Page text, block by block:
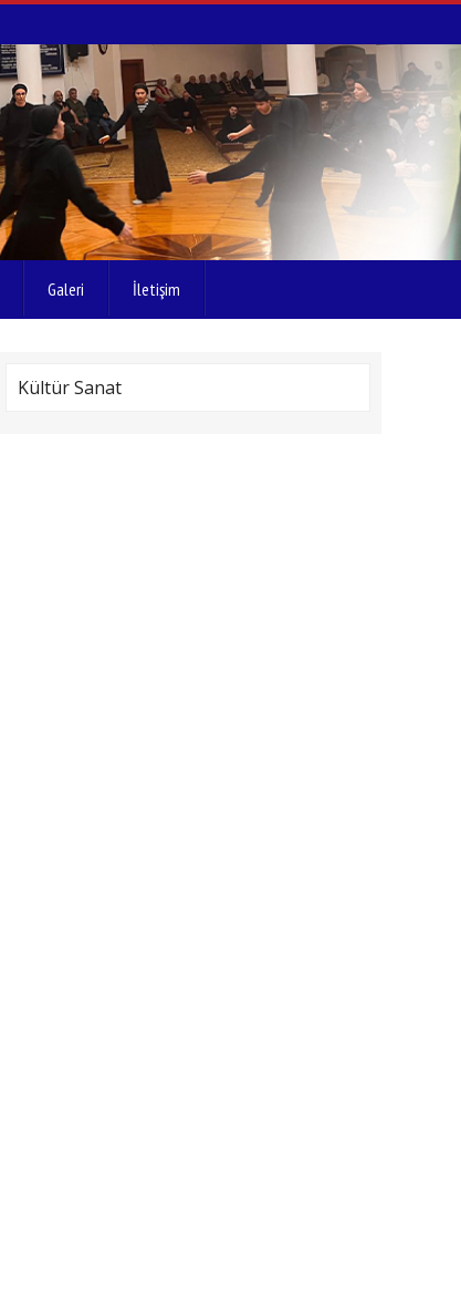
Galeri İletişim
Kültür Sanat